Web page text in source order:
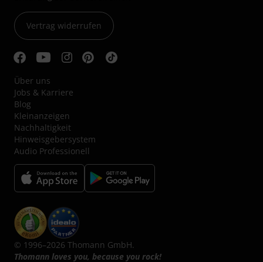
Vertrag widerrufen
Über uns
Jobs & Karriere
Blog
Kleinanzeigen
Nachhaltigkeit
Hinweisgebersystem
Audio Professionell
© 1996–2026 Thomann GmbH.
Thomann loves you, because you rock!